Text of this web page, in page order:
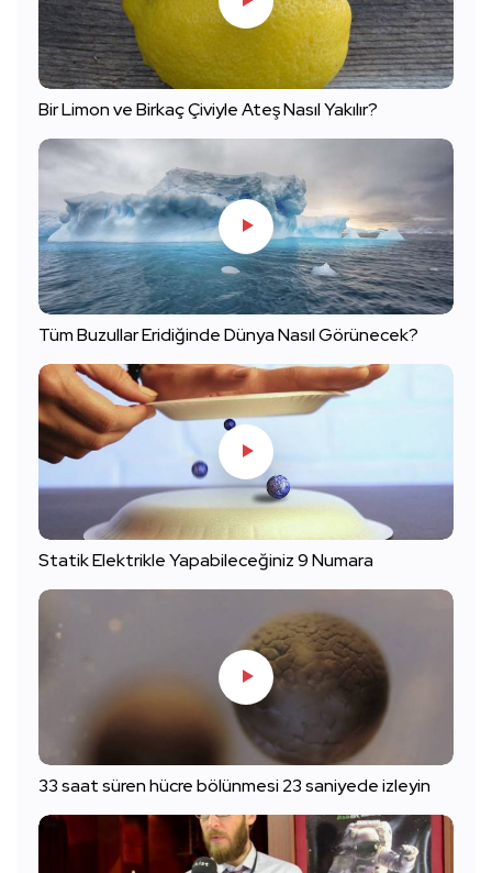
Bir Limon ve Birkaç Çiviyle Ateş Nasıl Yakılır?
Tüm Buzullar Eridiğinde Dünya Nasıl Görünecek?
Statik Elektrikle Yapabileceğiniz 9 Numara
33 saat süren hücre bölünmesi 23 saniyede izleyin